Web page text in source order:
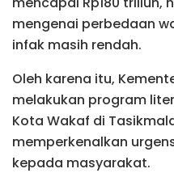
mengenai perbedaan
infak masih rendah.
Oleh karena itu,
melakukan program
Kota Wakaf di
memperkenalkan
kepada masyarakat.